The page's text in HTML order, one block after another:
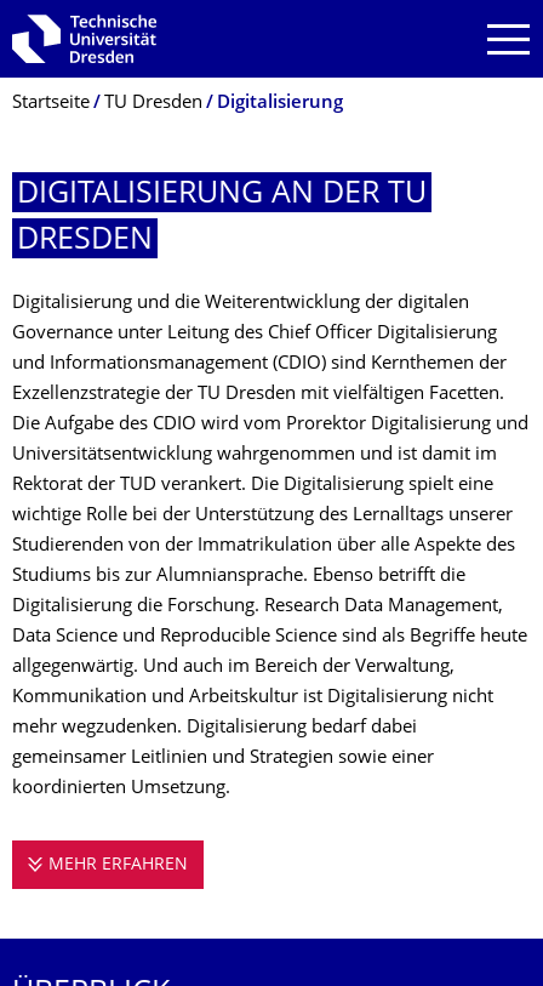
Zur Hauptnavigation springen
Zur Suche springen
Zum Inhalt springen
Breadcrumb-Menü
Startseite TU Dresden Digitalisierung
DIGITALISIERUNG AN DER TU
DRESDEN
Digitalisierung und die Weiterentwicklung der digitalen
Governance unter Leitung des Chief Officer Digitalisierung
und Informationsmanagement (CDIO) sind Kernthemen der
Exzellenzstrategie der TU Dresden mit vielfältigen Facetten.
Die Aufgabe des CDIO wird vom Prorektor Digitalisierung und
Universitätsentwicklung wahrgenommen und ist damit im
Rektorat der TUD verankert. Die Digitalisierung spielt eine
wichtige Rolle bei der Unterstützung des Lernalltags unserer
Studierenden von der Immatrikulation über alle Aspekte des
Studiums bis zur Alumniansprache. Ebenso betrifft die
Digitalisierung die Forschung. Research Data Management,
Data Science und Reproducible Science sind als Begriffe heute
allgegenwärtig. Und auch im Bereich der Verwaltung,
Kommunikation und Arbeitskultur ist Digitalisierung nicht
mehr wegzudenken. Digitalisierung bedarf dabei
gemeinsamer Leitlinien und Strategien sowie einer
koordinierten Umsetzung.
MEHR ERFAHREN